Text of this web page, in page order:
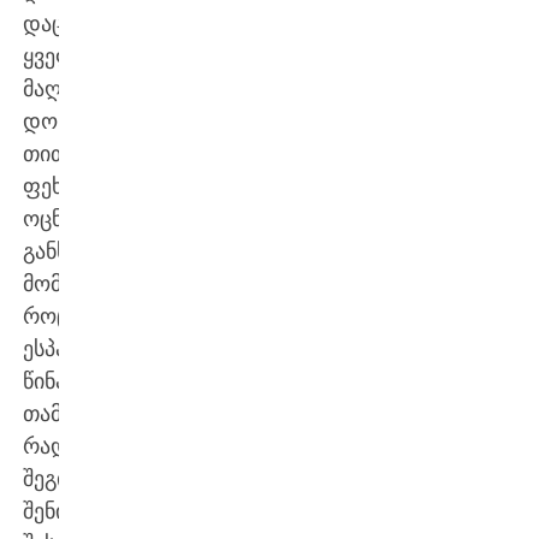
დაცვა
ყველაზე
მაღალ
დონეზე,
თითოეული
ფეხბურთელის
ოცნებაა.
განსაკუთრებული
მომენტია,
როცა
ესპანეთის
წინააღმდეგ
თამაშობ,
რადგან
შეგიძლია
შენი